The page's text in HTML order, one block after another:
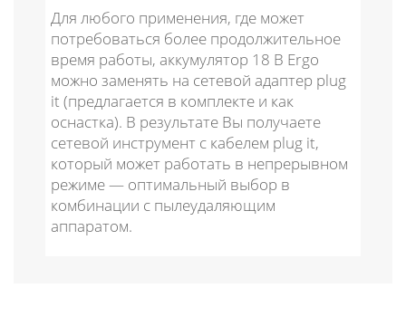
Для любого применения, где может
потребоваться более продолжительное
время работы, аккумулятор 18 В Ergo
можно заменять на сетевой адаптер plug
it (предлагается в комплекте и как
оснастка). В результате Вы получаете
сетевой инструмент с кабелем plug it,
который может работать в непрерывном
режиме — оптимальный выбор в
комбинации с пылеудаляющим
аппаратом.